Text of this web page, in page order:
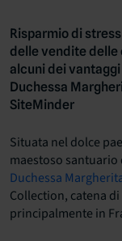
Risparmio di
delle vendite delle
alcuni dei
Duchessa
SiteMinder
Situata nel dolce
maestoso
Duchessa
Collection, catena
principalmente in